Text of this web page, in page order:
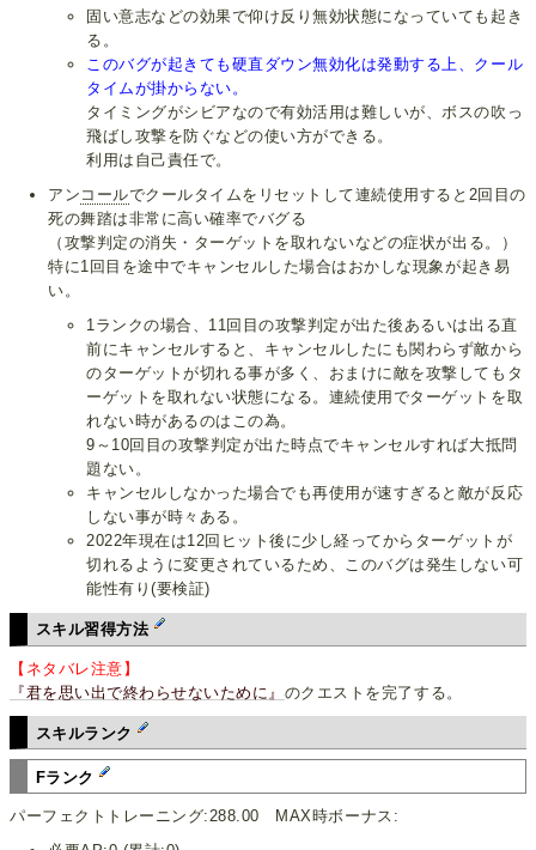
固い意志などの効果で仰け反り無効状態になっていても起き
る。
このバグが起きても硬直ダウン無効化は発動する上、クール
タイムが掛からない。
タイミングがシビアなので有効活用は難しいが、ボスの吹っ
飛ばし攻撃を防ぐなどの使い方ができる。
利用は自己責任で。
アン コールでクールタイムをリセットして連続使用すると2回目の
死の舞踏は非常に高い確率でバグる
（攻撃判定の消失・ターゲットを取れないなどの症状が出る。）
特に1回目を途中でキャンセルした場合はおかしな現象が起き易
い。
1ランクの場合、11回目の攻撃判定が出た後あるいは出る直
前にキャンセルすると、キャンセルしたにも関わらず敵から
のターゲットが切れる事が多く、おまけに敵を攻撃してもタ
ーゲットを取れない状態になる。連続使用でターゲットを取
れない時があるのはこの為。
9～10回目の攻撃判定が出た時点でキャンセルすれば大抵問
題ない。
キャンセルしなかった場合でも再使用が速すぎると敵が反応
しない事が時々ある。
2022年現在は12回ヒット後に少し経ってからターゲットが
切れるように変更されているため、このバグは発生しない可
能性有り(要検証)
スキル習得方法
【ネタバレ注意】
『君を思い出で終わらせないために』 のクエストを完了する。
スキルランク
Fランク
パーフェクトトレーニング:288.00 MAX時ボーナス: